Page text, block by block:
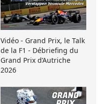
Vidéo - Grand Prix, le Talk
de la F1 - Débriefing du
Grand Prix d’Autriche
2026